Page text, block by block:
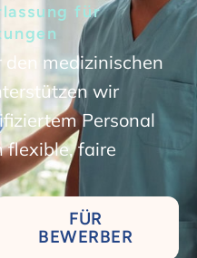
für
medizinischen
wir
Personal
flexible, faire
FÜR
BEWERBER